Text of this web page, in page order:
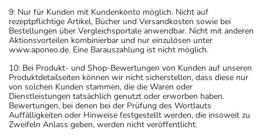
9: Nur für Kunden mit Kundenkonto möglich. Nicht auf
rezeptpflichtige Artikel, Bücher und Versandkosten sowie bei
Bestellungen über Vergleichsportale anwendbar. Nicht mit anderen
Aktionsvorteilen kombinierbar und nur einzulösen unter
www.aponeo.de. Eine Barauszahlung ist nicht möglich.
10: Bei Produkt- und Shop-Bewertungen von Kunden auf unseren
Produktdetailseiten können wir nicht sicherstellen, dass diese nur
von solchen Kunden stammen, die die Waren oder
Dienstleistungen tatsächlich genutzt oder erworben haben.
Bewertungen, bei denen bei der Prüfung des Wortlauts
Auffälligkeiten oder Hinweise festgestellt werden, die insoweit zu
Zweifeln Anlass geben, werden nicht veröffentlicht.